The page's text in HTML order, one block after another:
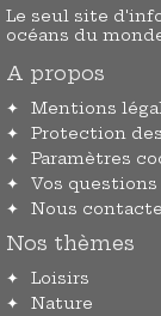
Le seul site
océans du
A propos
Mentions
Protection
Paramètres
Vos questions
Nous
Nos thèmes
Loisirs
Nature